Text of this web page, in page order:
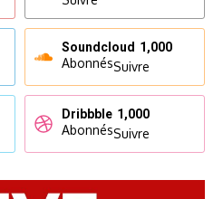
Soundcloud 1,000
AbonnésSuivre
Dribbble 1,000
AbonnésSuivre